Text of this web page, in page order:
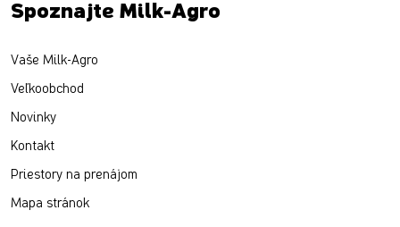
Spoznajte Milk-Agro
Vaše Milk-Agro
Veľkoobchod
Novinky
Kontakt
Priestory na prenájom
Mapa stránok